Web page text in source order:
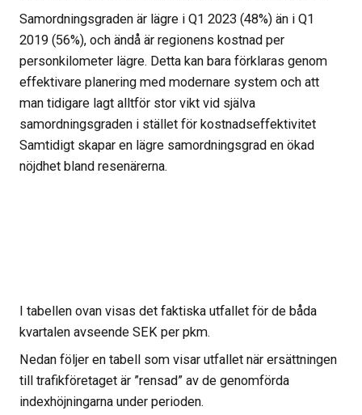
Samordningsgraden är lägre i Q1 2023 (48%) än i Q1
2019 (56%), och ändå är regionens kostnad per
personkilometer lägre. Detta kan bara förklaras genom
effektivare planering med modernare system och att
man tidigare lagt alltför stor vikt vid själva
samordningsgraden i stället för kostnadseffektivitet
Samtidigt skapar en lägre samordningsgrad en ökad
nöjdhet bland resenärerna.
I tabellen ovan visas det faktiska utfallet för de båda
kvartalen avseende SEK per pkm.
Nedan följer en tabell som visar utfallet när ersättningen
till trafikföretaget är ”rensad” av de genomförda
indexhöjningarna under perioden.